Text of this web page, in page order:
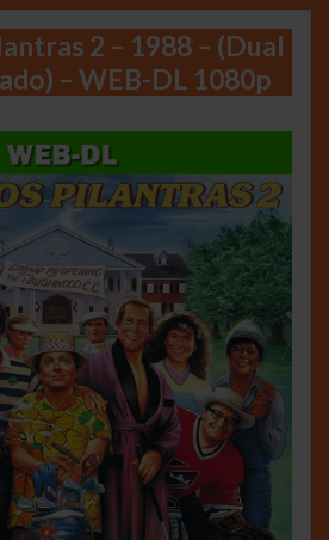
2 – 1988 – (Dual
– WEB-DL 1080p